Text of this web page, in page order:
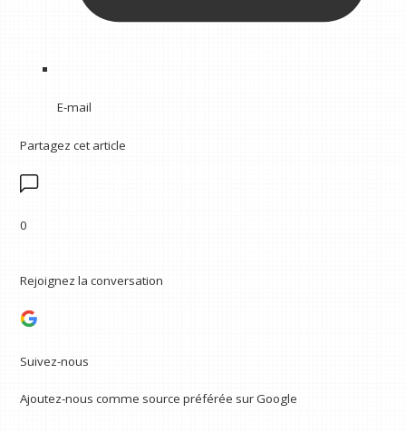
E-mail
Partagez cet article
0
Rejoignez la conversation
Suivez-nous
Ajoutez-nous comme source préférée sur Google